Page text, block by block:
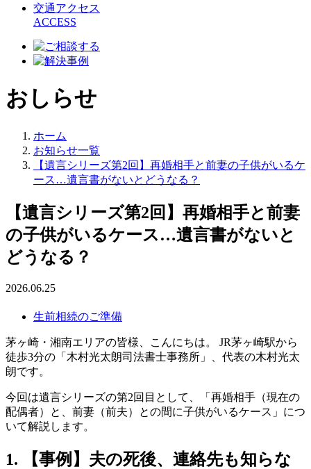
交通アクセス
ACCESS
おしらせ
ホーム
お知らせ一覧
【遺言シリーズ第2回】再婚相手と前妻の子供がいるケ
ース…遺言書がないとどうなる？
【遺言シリーズ第2回】再婚相手と前妻
の子供がいるケース…遺言書がないと
どうなる？
2026.06.25
生前相続のご準備
茅ヶ崎・湘南エリアの皆様、こんにちは。 JR茅ヶ崎駅から
徒歩3分の「木村光太朗司法書士事務所」、代表の木村光太
朗です。
今回は遺言シリーズの第2回目として、「再婚相手（現在の
配偶者）と、前妻（前夫）との間に子供がいるケース」につ
いて解説します。
1. 【事例】夫の死後、連絡先も知らな